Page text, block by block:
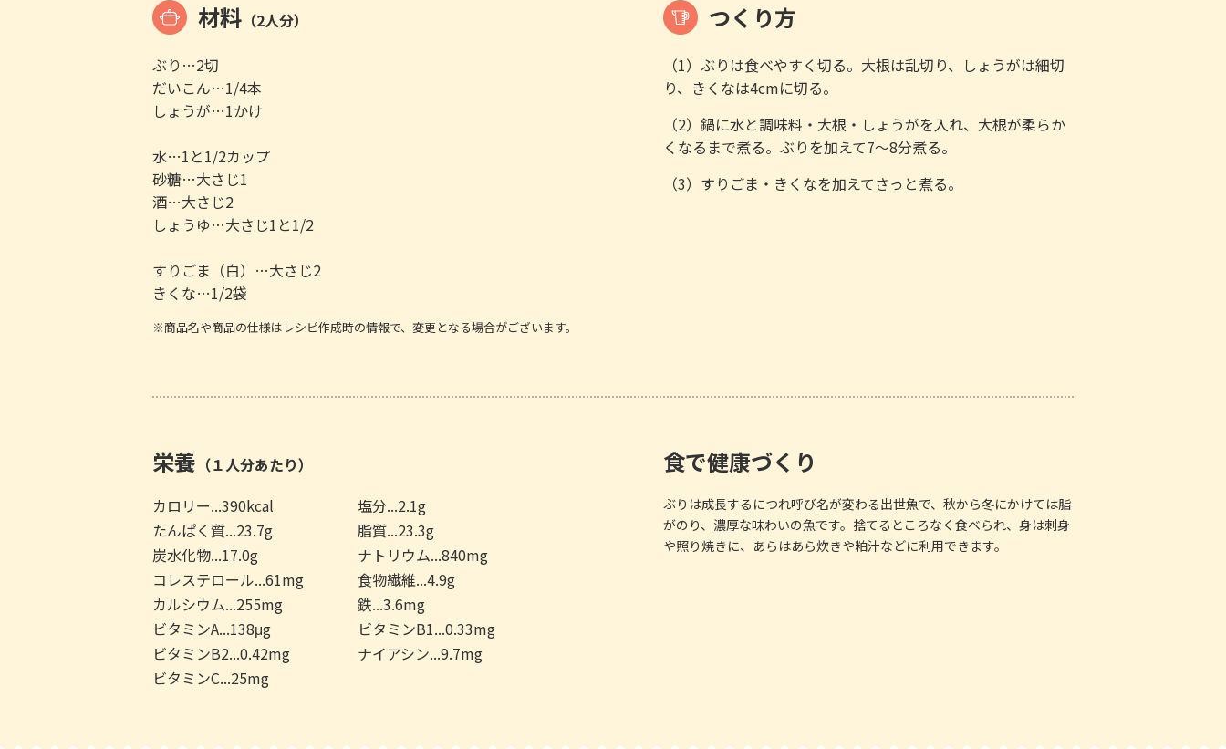
材料 （2人分）
ぶり…2切
だいこん…1/4本
しょうが…1かけ
水…1と1/2カップ
砂糖…大さじ1
酒…大さじ2
しょうゆ…大さじ1と1/2
すりごま（白）…大さじ2
きくな…1/2袋
※商品名や商品の仕様はレシピ作成時の情報で、変更となる場合がございます。
つくり方
（1）ぶりは食べやすく切る。大根は乱切り、しょうがは細切
り、きくなは4cmに切る。
（2）鍋に水と調味料・大根・しょうがを入れ、大根が柔らか
くなるまで煮る。ぶりを加えて7～8分煮る。
（3）すりごま・きくなを加えてさっと煮る。
栄養 （１人分あたり）
カロリー...390kcal
塩分...2.1g
たんぱく質...23.7g
脂質...23.3g
炭水化物...17.0g
ナトリウム...840mg
コレステロール...61mg
食物繊維...4.9g
カルシウム...255mg
鉄...3.6mg
ビタミンA...138μg
ビタミンB1...0.33mg
ビタミンB2...0.42mg
ナイアシン...9.7mg
ビタミンC...25mg
食で健康づくり
ぶりは成長するにつれ呼び名が変わる出世魚で、秋から冬にかけては脂
がのり、濃厚な味わいの魚です。捨てるところなく食べられ、身は刺身
や照り焼きに、あらはあら炊きや粕汁などに利用できます。